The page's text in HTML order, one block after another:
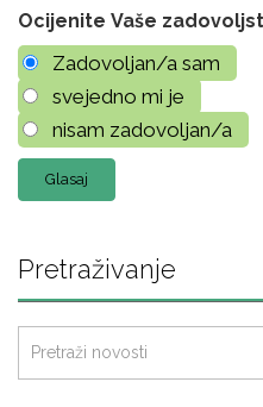
Ocijenite Vaše
Zadovoljan/a sam
svejedno mi je
nisam zadovoljan/a
Pretraživanje